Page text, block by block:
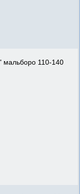
мальборо 110-140